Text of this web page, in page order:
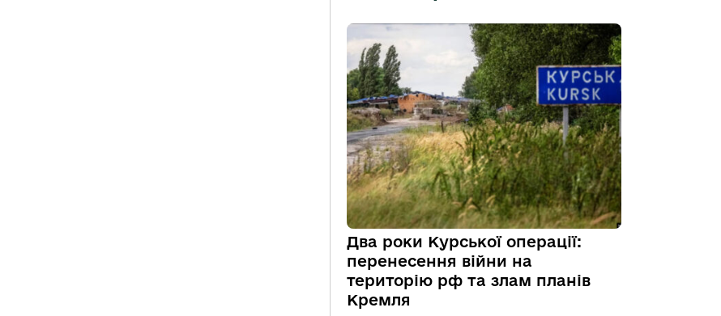
Два роки Курської операції:
перенесення війни на
територію рф та злам планів
Кремля